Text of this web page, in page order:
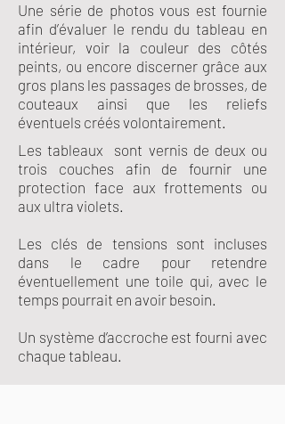
Une série de photos vous est fournie
afin d’évaluer le rendu du tableau en
intérieur, voir la couleur des côtés
peints, ou encore discerner grâce aux
gros plans les passages de brosses, de
couteaux ainsi que les reliefs
éventuels créés volontairement.
Les tableaux sont vernis de deux ou
trois couches afin de fournir une
protection face aux frottements ou
aux ultra violets.
Les clés de tensions sont incluses
dans le cadre pour retendre
éventuellement une toile qui, avec le
temps pourrait en avoir besoin.
Un système d’accroche est fourni avec
chaque tableau.